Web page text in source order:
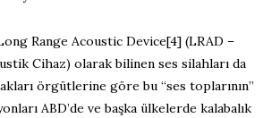
Range Acoustic Device[4] (LRAD –
Cihaz) olarak bilinen ses silahları da
örgütlerine göre bu “ses toplarının”
ABD’de ve başka ülkelerde kalabalık